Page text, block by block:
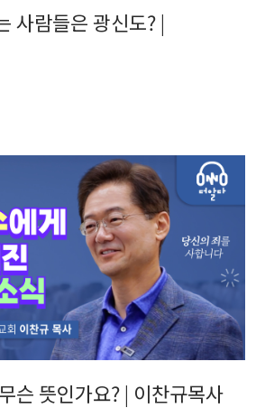
사람들은 광신도? |
슨 뜻인가요? | 이찬규목사